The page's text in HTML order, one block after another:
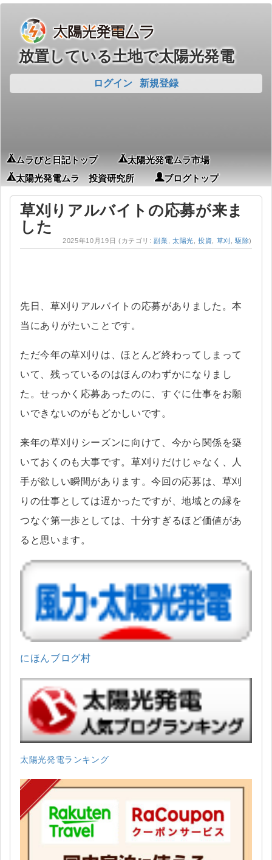
放置している土地で太陽光発電
ログイン 新規登録
ムラびと日記トップ
太陽光発電ムラ市場
太陽光発電ムラ 投資研究所
ブログトップ
草刈りアルバイトの応募が来ま
した
2025年10月19日 (カテゴリ:副業 太陽光 ,投資 草刈 ,駆除)
先日、草刈りアルバイトの応募がありました。本
当にありがたいことです。
ただ今年の草刈りは、ほとんど終わってしまって
いて、残っているのはほんのわずかになりまし
た。せっかく応募あったのに、すぐに仕事をお願
いできないのがもどかしいです。
来年の草刈りシーズンに向けて、今から関係を築
いておくのも大事です。草刈りだけじゃなく、人
手が欲しい瞬間があります。今回の応募は、草刈
りの仕事としては遅かったですが、地域との縁を
つなぐ第一歩としては、十分すぎるほど価値があ
ると思います。
にほんブログ村
太陽光発電ランキング